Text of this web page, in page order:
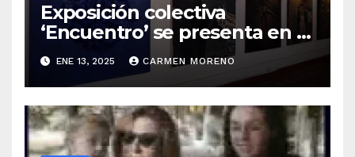
Exposición colectiva
‘Encuentro’ se presenta en la
casa de la cultura
ENE 13, 2025 CARMEN MORENO